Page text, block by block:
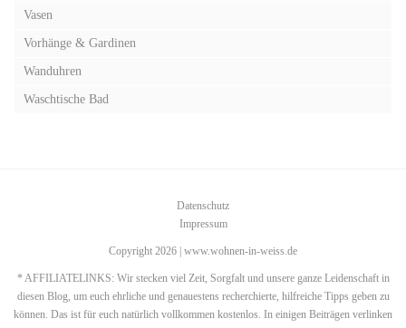
Vasen
Vorhänge & Gardinen
Wanduhren
Waschtische Bad
Datenschutz
Impressum
Copyright 2026 | www.wohnen-in-weiss.de
* AFFILIATELINKS: Wir stecken viel Zeit, Sorgfalt und unsere ganze Leidenschaft in
diesen Blog, um euch ehrliche und genauestens recherchierte, hilfreiche Tipps geben zu
können. Das ist für euch natürlich vollkommen kostenlos. In einigen Beiträgen verlinken